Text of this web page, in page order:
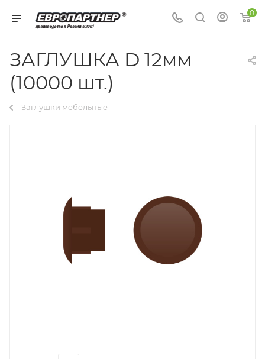
0
ЗАГЛУШКА D 12мм
(10000 шт.)
Заглушки мебельные